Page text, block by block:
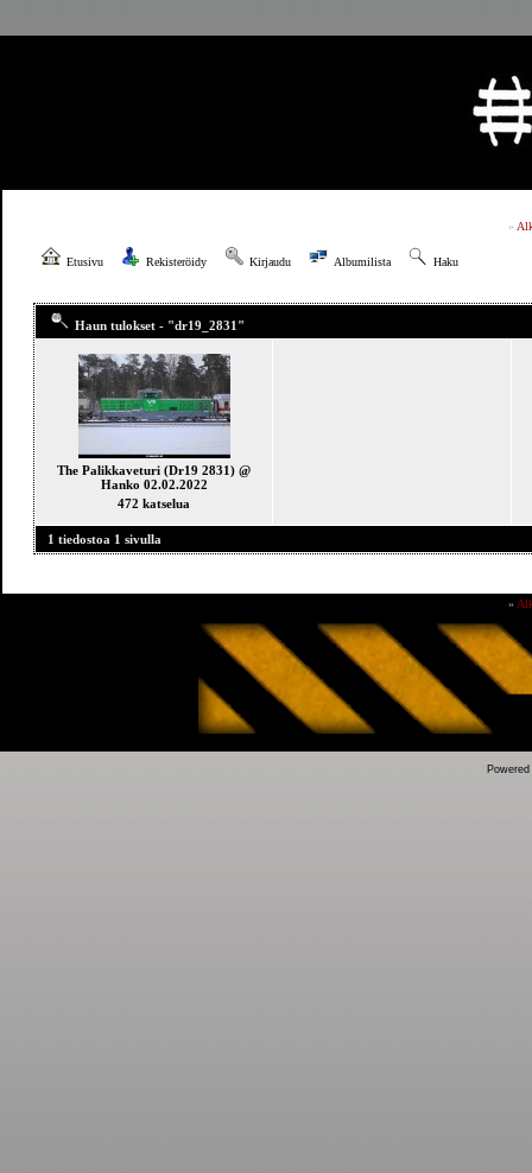
»
Etusivu Rekisteröidy Kirjaudu Albumilista Haku
Haun tulokset - "dr19_2831"
The Palikkaveturi (Dr19 2831) @
Hanko 02.02.2022
472 katselua
1 tiedostoa 1 sivulla
»